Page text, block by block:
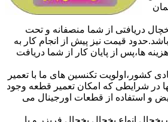
دریافتی از شما منصفانه و تحت
قیمت نیز پیش از انجام کار به
ها،پس از پایان کار از شما دریافت
کشور،اولویت تکنسین های ما با تعمیر
در شرایطی که امکان تعمیر قطعه وجود
و استفاده از قطعات اورجینال می
انواع یخچال یخچال فریزر و یا